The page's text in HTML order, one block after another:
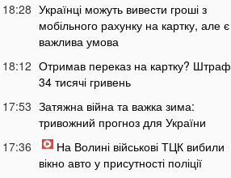
18:28 Українці можуть вивести гроші з
мобільного рахунку на картку, але є
важлива умова
18:12 Отримав переказ на картку? Штраф
34 тисячі гривень
17:53 Затяжна війна та важка зима:
тривожний прогноз для України
17:36
На Волині військові ТЦК вибили
вікно авто у присутності поліції